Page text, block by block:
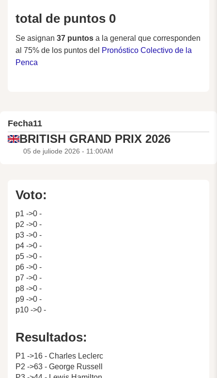
total de puntos 0
Se asignan 37 puntos a la general que corresponden
al 75% de los puntos del Pronóstico Colectivo de la
Penca
Fecha11
BRITISH GRAND PRIX 2026
05 de juliode 2026 - 11:00AM
Voto:
p1 ->0 -
p2 ->0 -
p3 ->0 -
p4 ->0 -
p5 ->0 -
p6 ->0 -
p7 ->0 -
p8 ->0 -
p9 ->0 -
p10 ->0 -
Resultados:
P1 ->16 - Charles Leclerc
P2 ->63 - George Russell